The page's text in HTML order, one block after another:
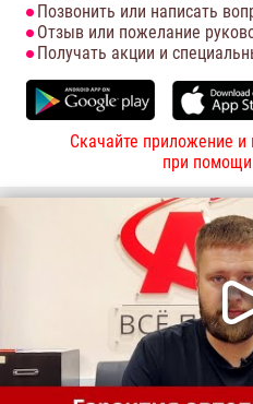
Позвонить или написать
Отзыв или пожелание
Получать акции и
Скачайте приложение и
при помощи